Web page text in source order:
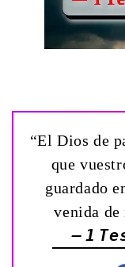
“El Dios de
que
guardado
venida de
— 1